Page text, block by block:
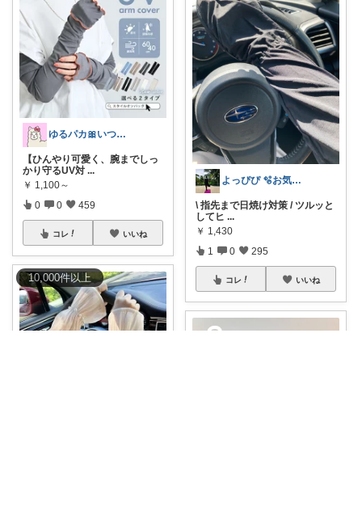
10,000件以上
ゆるパカ🎀いつもありがとうございます✨
【ひんやり可愛く、腕までしっ
かり守るUV対 ...
￥ 1,100～
0 0 459
コレ いいね
よっぴぴ 🫧お気に入りに囲まれた暮らし
\ 指先まで日焼け対策 / ツルッと
してヒ ...
￥ 1,430
1 0 295
コレ いいね